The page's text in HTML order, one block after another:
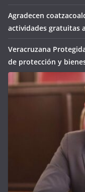
Agradecen
actividades gratuitas
Veracruzana
de protección y